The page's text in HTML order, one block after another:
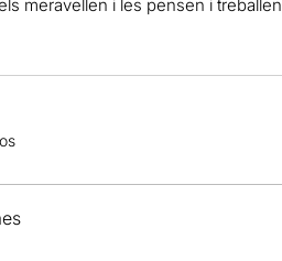
meravellen i les pensen i treballen